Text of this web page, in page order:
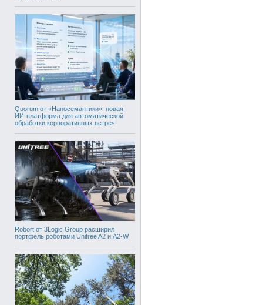
Quorum от «Наносемантики»: новая
ИИ-платформа для автоматической
обработки корпоративных встреч
Robort от 3Logic Group расширил
портфель роботами Unitree A2 и A2-W